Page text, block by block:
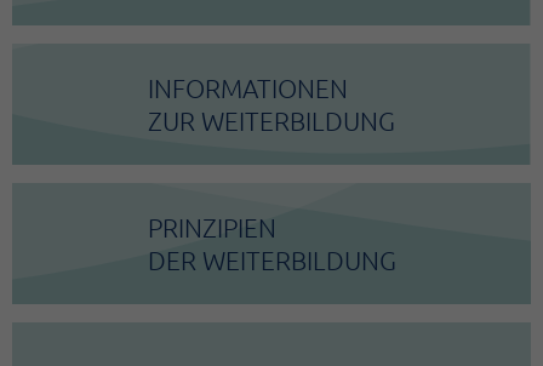
INFORMATIONEN
ZUR WEITERBILDUNG
PRINZIPIEN
DER WEITERBILDUNG